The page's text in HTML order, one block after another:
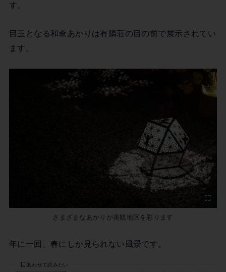
す。
目玉となる和傘あかりは有隣荘の目の前で展示されてい
ます。
さまざまなあかりが美観地区を彩ります
年に一回、春にしか見られない風景です。
あわせて読みたい